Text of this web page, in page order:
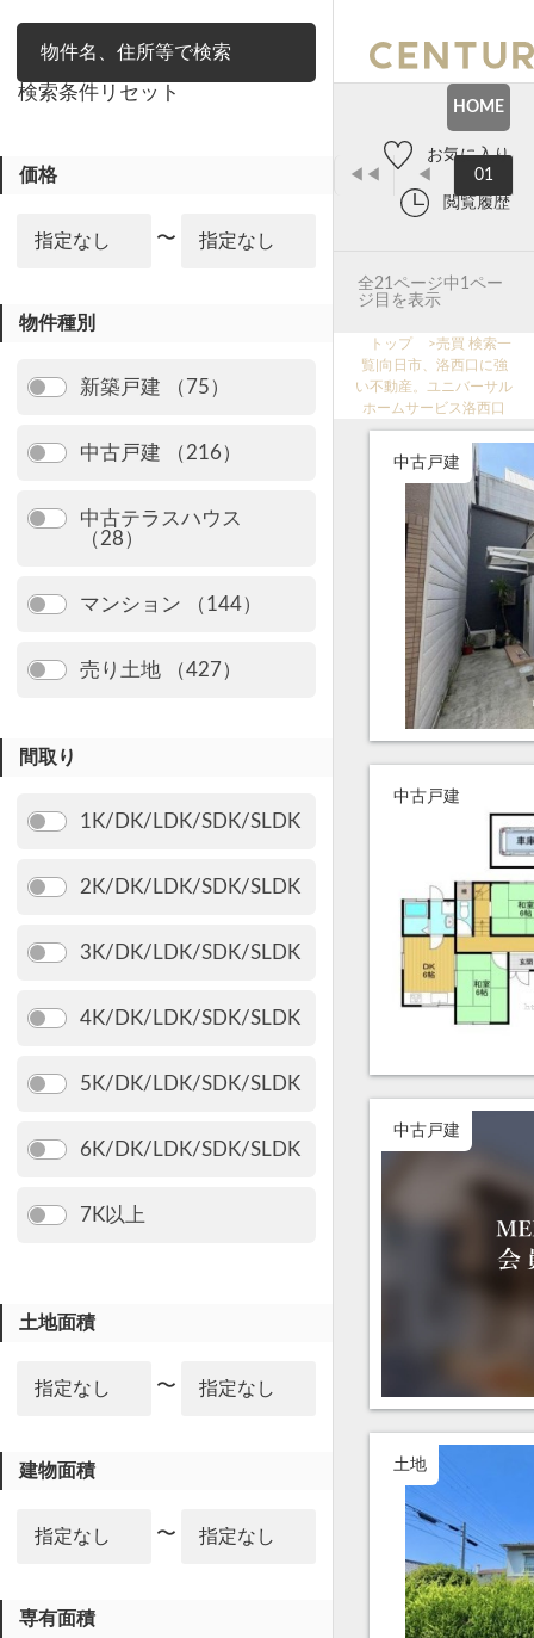
検索条件リセット
価格
〜
物件種別
新築戸建 （75）
中古戸建 （216）
中古テラスハウス
（28）
マンション （144）
売り土地 （427）
間取り
1K/DK/LDK/SDK/SLDK
2K/DK/LDK/SDK/SLDK
3K/DK/LDK/SDK/SLDK
4K/DK/LDK/SDK/SLDK
5K/DK/LDK/SDK/SLDK
6K/DK/LDK/SDK/SLDK
7K以上
土地面積
〜
建物面積
〜
専有面積
HOME
お気に入り
閲覧履歴
◀◀ ◀ 01
全21ページ中1ペー
ジ目を表示
トップ >売買 検索一
覧|向日市、洛西口に強
い不動産。ユニバーサル
ホームサービス洛西口
中古戸建
中古戸建
中古戸建
土地